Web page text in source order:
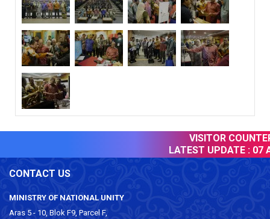
VISITOR COUNTER
LATEST UPDATE : 07
CONTACT US
MINISTRY OF NATIONAL UNITY
Aras 5 - 10, Blok F9, Parcel F,